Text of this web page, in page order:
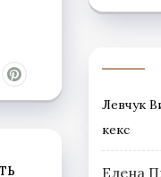
Левчук
кекс
Елена